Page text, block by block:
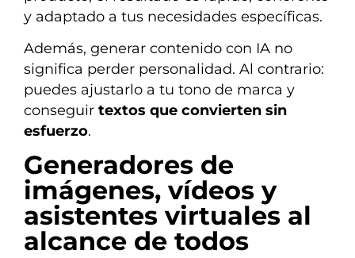
y adaptado a tus necesidades específicas.
Además, generar contenido con IA no
significa perder personalidad. Al contrario:
puedes ajustarlo a tu tono de marca y
conseguir textos que convierten sin
esfuerzo.
Generadores de
imágenes, vídeos y
asistentes virtuales al
alcance de todos